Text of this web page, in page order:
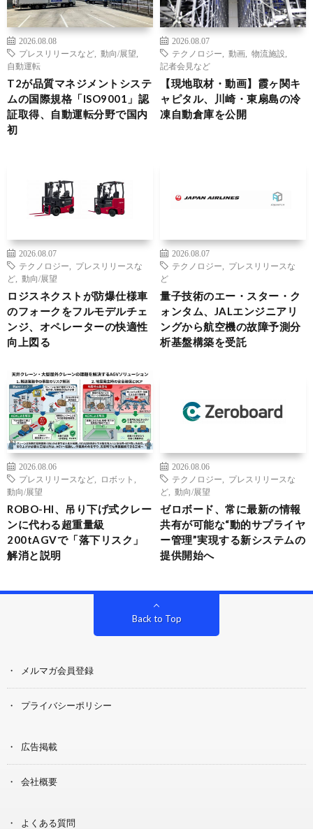
2026.08.08
プレスリリースなど
動向/展望
自動運転
T2が品質マネジメントシステ
ムの国際規格「ISO9001」認
証取得、自動運転分野で国内
初
2026.08.07
テクノロジー
動画 物流施設
記者会見など
【現地取材・動画】霞ヶ関キ
ャピタル、川崎・東扇島の冷
凍自動倉庫を公開
2026.08.07
テクノロジー
プレスリリースな
ど
動向/展望
ロジスネクストが防爆仕様車
のフォークをフルモデルチェ
ンジ、オペレーターの快適性
向上図る
2026.08.07
テクノロジー
プレスリリースな
ど
量子技術のエー・スター・ク
ォンタム、JALエンジニアリ
ングから航空機の故障予測分
析基盤構築を受託
2026.08.06
プレスリリースなど
ロボット
動向/展望
ROBO-HI、吊り下げ式クレー
ンに代わる超重量級
200tAGVで「落下リスク」
解消と説明
2026.08.06
テクノロジー
プレスリリースな
ど
動向/展望
ゼロボード、常に最新の情報
共有が可能な“動的サプライヤ
ー管理”実現する新システムの
提供開始へ
Back to Top
メルマガ会員登録
プライバシーポリシー
広告掲載
会社概要
よくある質問